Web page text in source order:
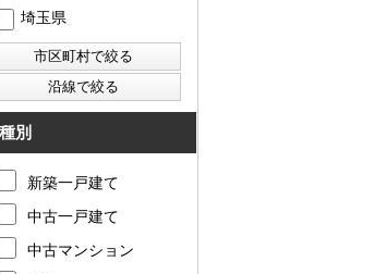
埼玉県
種別
新築一戸建て
中古一戸建て
中古マンション